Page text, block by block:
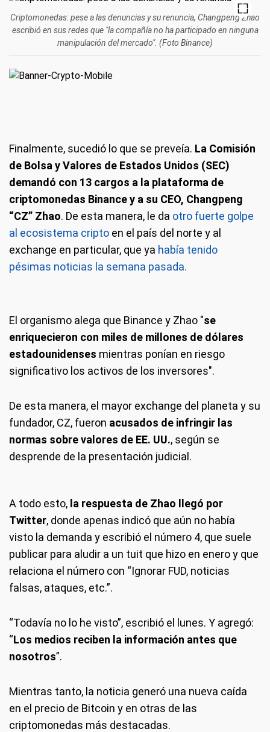
Criptomonedas: pese a las denuncias y su renuncia, Changpeng Zhao
escribió en sus redes que "la compañía no ha participado en ninguna
manipulación del mercado". (Foto Binance)
Finalmente, sucedió lo que se preveía. La Comisión
de Bolsa y Valores de Estados Unidos (SEC)
demandó con 13 cargos a la plataforma de
criptomonedas Binance y a su CEO, Changpeng
“CZ” Zhao. De esta manera, le da otro fuerte golpe
al ecosistema cripto en el país del norte y al
exchange en particular, que ya había tenido
pésimas noticias la semana pasada.
El organismo alega que Binance y Zhao "se
enriquecieron con miles de millones de dólares
estadounidenses mientras ponían en riesgo
significativo los activos de los inversores".
De esta manera, el mayor exchange del planeta y su
fundador, CZ, fueron acusados de infringir las
normas sobre valores de EE. UU., según se
desprende de la presentación judicial.
A todo esto, la respuesta de Zhao llegó por
Twitter, donde apenas indicó que aún no había
visto la demanda y escribió el número 4, que suele
publicar para aludir a un tuit que hizo en enero y que
relaciona el número con “Ignorar FUD, noticias
falsas, ataques, etc.”.
“Todavía no lo he visto”, escribió el lunes. Y agregó:
“Los medios reciben la información antes que
nosotros”.
Mientras tanto, la noticia generó una nueva caída
en el precio de Bitcoin y en otras de las
criptomonedas más destacadas.